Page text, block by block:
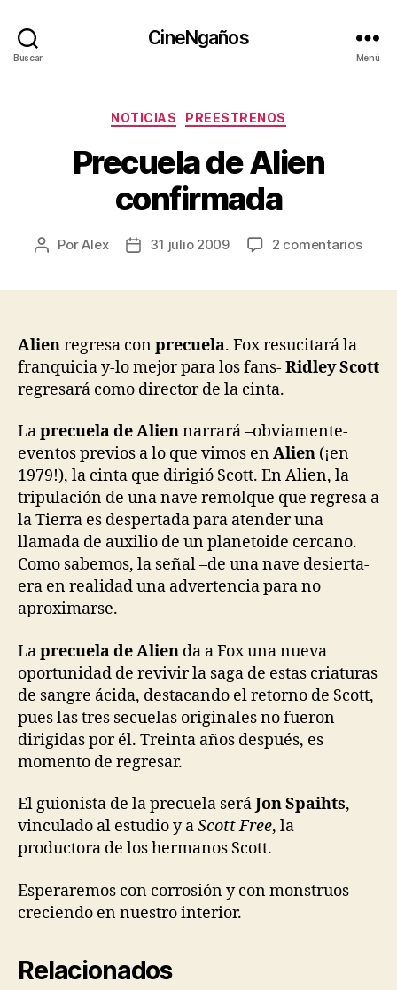
Buscar
CineNgaños
Menú
Categorías
NOTICIAS PREESTRENOS
Precuela de Alien
confirmada
Autor
PorAlex
Fecha31 julio 2009 2 comentariosen
Alienregresa conprecuela. Fox resucitará la
franquicia y-lo mejor para los fans-Ridley Scott
regresará como director de la cinta.
Laprecuela de Aliennarrará –obviamente-
eventos previos a lo que vimos enAlien (¡en
1979!), la cinta que dirigió Scott. En Alien, la
tripulación de una nave remolque que regresa a
la Tierra es despertada para atender una
llamada de auxilio de un planetoide cercano.
Como sabemos, la señal –de una nave desierta-
era en realidad una advertencia para no
aproximarse.
Laprecuela de Alien da a Fox una nueva
oportunidad de revivir la saga de estas criaturas
de sangre ácida, destacando el retorno de Scott,
pues las tres secuelas originales no fueron
dirigidas por él. Treinta años después, es
momento de regresar.
El guionista de la precuela seráJon Spaihts,
vinculado al estudio y aScott Free, la
productora de los hermanos Scott.
Esperaremos con corrosión y con monstruos
creciendo en nuestro interior.
Relacionados